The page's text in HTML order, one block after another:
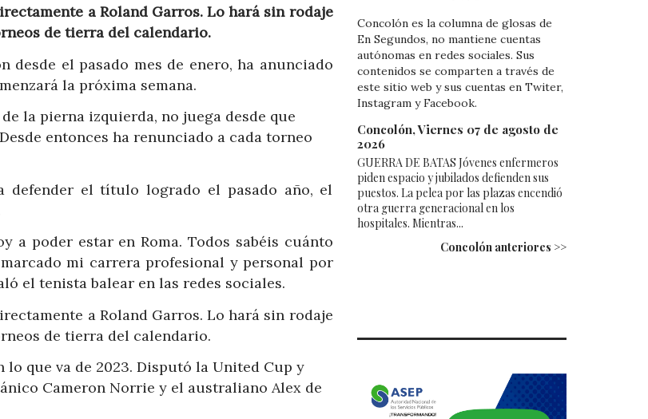
a Roland Garros. Lo hará sin rodaje
de tierra del calendario.
desde el pasado mes de enero, ha anunciado
la próxima semana.
la pierna izquierda, no juega desde que
entonces ha renunciado a cada torneo
defender el título logrado el pasado año, el
a poder estar en Roma. Todos sabéis cuánto
mi carrera profesional y personal por
el tenista balear en las redes sociales.
a Roland Garros. Lo hará sin rodaje
de tierra del calendario.
que va de 2023. Disputó la United Cup y
Cameron Norrie y el australiano Alex de
Concolón es la columna de glosas de
En Segundos, no mantiene cuentas
autónomas en redes sociales. Sus
contenidos se comparten a través de
este sitio web y sus cuentas en Twiter,
Instagram y Facebook.
Concolón, Viernes 07 de agosto de
2026
GUERRA DE BATAS Jóvenes enfermeros
piden espacio y jubilados defienden sus
puestos. La pelea por las plazas encendió
otra guerra generacional en los
hospitales. Mientras...
Concolón anteriores >>